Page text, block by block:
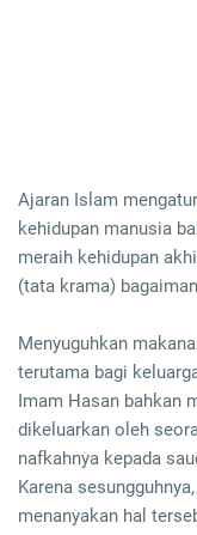
Ajaran Islam
kehidupan manusia
meraih kehidupan
(tata krama)
Menyuguhkan
terutama bagi
Imam Hasan bahkan
dikeluarkan oleh
nafkahnya kepada
Karena
menanyakan hal